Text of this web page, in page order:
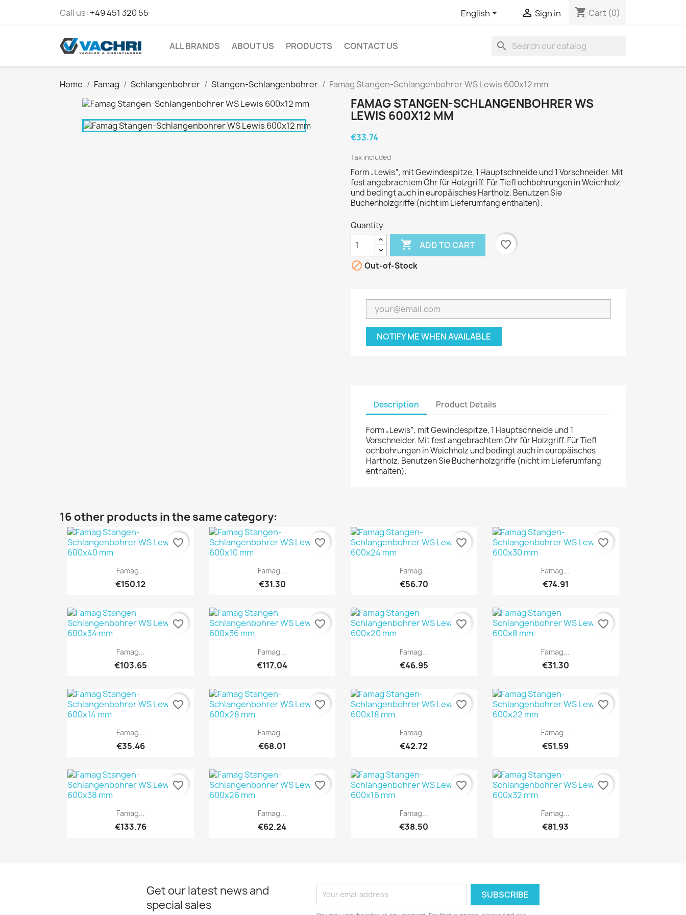
Call us: +49 451 320 55 English  Sign in shopping_cart Cart (0)
ALL BRANDS ABOUT US PRODUCTS CONTACT US search
Home Famag Schlangenbohrer Stangen-Schlangenbohrer Famag Stangen-Schlangenbohrer WS Lewis 600x12 mm
FAMAG STANGEN-SCHLANGENBOHRER WS
LEWIS 600X12 MM
€33.74
Tax included
Form „Lewis“, mit Gewindespitze, 1 Hauptschneide und 1 Vorschneider. Mit
fest angebrachtem Öhr für Holzgriff. Für Tiefl ochbohrungen in Weichholz
und bedingt auch in europäisches Hartholz. Benutzen Sie
Buchenholzgriffe (nicht im Lieferumfang enthalten).
Quantity
 ADD TO CART
favorite_border
 Out-of-Stock
NOTIFY ME WHEN AVAILABLE
Description Product Details
Form „Lewis“, mit Gewindespitze, 1 Hauptschneide und 1
Vorschneider. Mit fest angebrachtem Öhr für Holzgriff. Für Tiefl
ochbohrungen in Weichholz und bedingt auch in europäisches
Hartholz. Benutzen Sie Buchenholzgriffe (nicht im Lieferumfang
enthalten).
16 other products in the same category:
Quick view
Famag...
€150.12
favorite_border
Quick view
Famag...
€31.30
favorite_border
Quick view
Famag...
€56.70
favorite_border
Quick view
Famag...
€74.91
favorite_border
Quick view
Famag...
€103.65
favorite_border
Quick view
Famag...
€117.04
favorite_border
Quick view
Famag...
€46.95
favorite_border
Quick view
Famag...
€31.30
favorite_border
Quick view
Famag...
€35.46
favorite_border
Quick view
Famag...
€68.01
favorite_border
Quick view
Famag...
€42.72
favorite_border
Quick view
Famag...
€51.59
favorite_border
Quick view
Famag...
€133.76
favorite_border
Quick view
Famag...
€62.24
favorite_border
Quick view
Famag...
€38.50
favorite_border
Quick view
Famag...
€81.93
favorite_border
Get our latest news and
special sales